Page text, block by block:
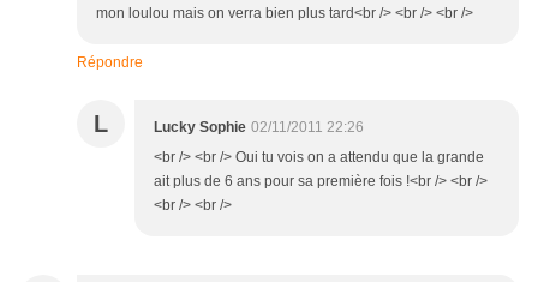
mon loulou mais on verra bien plus tard<br /> <br /> <br />
Répondre
L Lucky Sophie 02/11/2011 22:26
<br /> <br /> Oui tu vois on a attendu que la grande
ait plus de 6 ans pour sa première fois !<br /> <br />
<br /> <br />